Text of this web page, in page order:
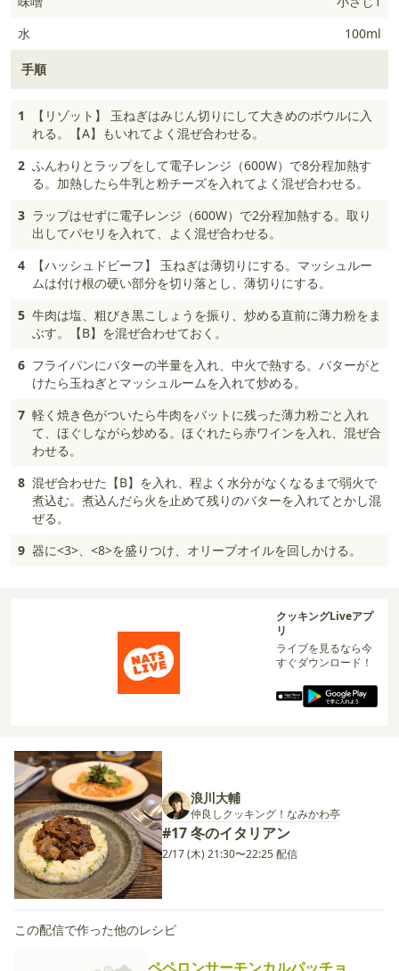
水
100ml
手順
1
【リゾット】 玉ねぎはみじん切りにして大きめのボウルに入
れる。【A】もいれてよく混ぜ合わせる。
2 ふんわりとラップをして電子レンジ（600W）で8分程加熱す
る。加熱したら牛乳と粉チーズを入れてよく混ぜ合わせる。
3 ラップはせずに電子レンジ（600W）で2分程加熱する。取り
出してパセリを入れて、よく混ぜ合わせる。
4
【ハッシュドビーフ】 玉ねぎは薄切りにする。マッシュルー
ムは付け根の硬い部分を切り落とし、薄切りにする。
5 牛肉は塩、粗びき黒こしょうを振り、炒める直前に薄力粉をま
ぶす。【B】を混ぜ合わせておく。
6 フライパンにバターの半量を入れ、中火で熱する。バターがと
けたら玉ねぎとマッシュルームを入れて炒める。
7 軽く焼き色がついたら牛肉をバットに残った薄力粉ごと入れ
て、ほぐしながら炒める。ほぐれたら赤ワインを入れ、混ぜ合
わせる。
8 混ぜ合わせた【B】を入れ、程よく水分がなくなるまで弱火で
煮込む。煮込んだら火を止めて残りのバターを入れてとかし混
ぜる。
9 器に<3>、<8>を盛りつけ、オリーブオイルを回しかける。
クッキングLiveアプ
リ
ライブを見るなら今
すぐダウンロード！
浪川大輔
仲良しクッキング！なみかわ亭
#17 冬のイタリアン
2/17 (木) 21:30〜22:25 配信
この配信で作った他のレシピ